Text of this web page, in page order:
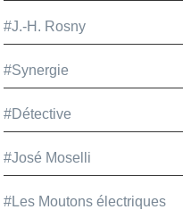
#J.-H. Rosny
#Synergie
#Détective
#José Moselli
#Les Moutons électriques